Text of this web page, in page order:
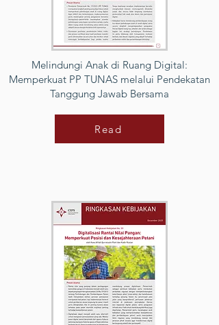
Melindungi Anak di Ruang Digital:
Memperkuat PP TUNAS melalui Pendekatan
Tanggung Jawab Bersama
Read